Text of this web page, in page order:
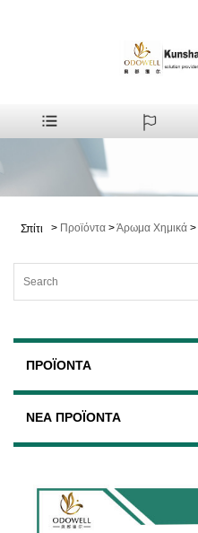
Σπίτι > Προϊόντα >Άρωμα Χημικά >
ΠΡΟΪΌΝΤΑ
ΝΈΑ ΠΡΟΪΌΝΤΑ